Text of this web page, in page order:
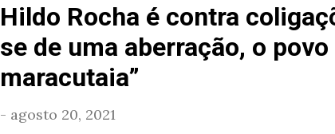
Hildo Rocha é contra
se de uma aberração, o
maracutaia”
- agosto 20, 2021